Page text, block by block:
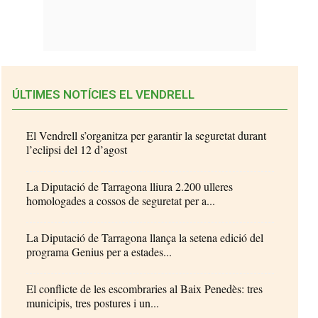
ÚLTIMES NOTÍCIES EL VENDRELL
El Vendrell s’organitza per garantir la seguretat durant
l’eclipsi del 12 d’agost
La Diputació de Tarragona lliura 2.200 ulleres
homologades a cossos de seguretat per a...
La Diputació de Tarragona llança la setena edició del
programa Genius per a estades...
El conflicte de les escombraries al Baix Penedès: tres
municipis, tres postures i un...